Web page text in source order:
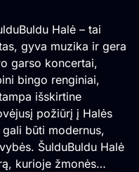
Halė – tai
gyva muzika ir gera
garso koncertai,
bingo renginiai,
išskirtine
požiūrį į Halės
būti modernus,
ŠulduBuldu Halė
kurioje žmonės